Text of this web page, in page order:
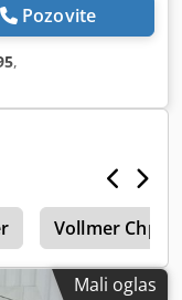
Pozovite
,
Vollmer Chp
Mali oglas